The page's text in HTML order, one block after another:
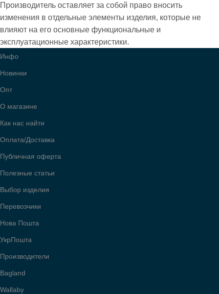
Производитель оставляет за собой право вносить
изменения в отдельные элементы изделия, которые не
влияют на его основные функциональные и
эксплуатационные характеристики.
Инфо
Новинки
Опт
О магазине
Как нас найти
Оплата/Доставка
Публичная оферта
Полезные статьи
Выбор изделия
Перевозчики
Нова Пошта
УкрПошта
Производители
Bagland
Wallaby